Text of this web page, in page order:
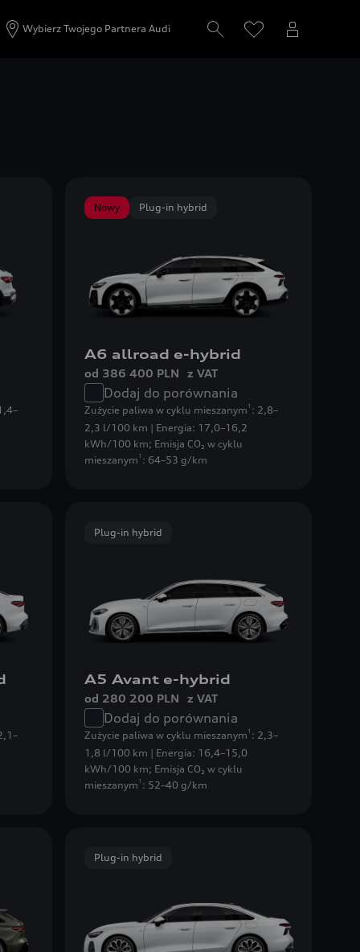
Wybierz Twojego Partnera Audi
Nowy Plug-in hybrid
A6 allroad e-hybrid
od 386 400 PLN z VAT
Dodaj do porównania
Zużycie paliwa w cyklu mieszanym 1 : 2,8–
2,3 l/100 km | Energia: 17,0–16,2
kWh/100 km; Emisja CO₂ w cyklu
mieszanym 1 : 64–53 g/km
Plug-in hybrid
A5 Avant e-hybrid
od 280 200 PLN z VAT
Dodaj do porównania
Zużycie paliwa w cyklu mieszanym 1 : 2,3–
1,8 l/100 km | Energia: 16,4–15,0
kWh/100 km; Emisja CO₂ w cyklu
mieszanym 1 : 52–40 g/km
Plug-in hybrid